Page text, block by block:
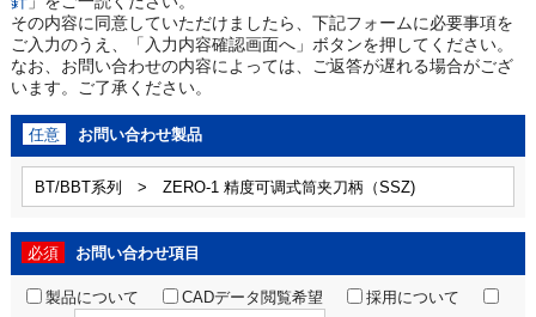
その内容に同意していただけましたら、下記フォームに必要事項を
ご入力のうえ、「入力内容確認画面へ」ボタンを押してください。
なお、お問い合わせの内容によっては、ご返答が遅れる場合がござ
います。ご了承ください。
任意 お問い合わせ製品
必須 お問い合わせ項目
製品について CADデータ閲覧希望
採用について